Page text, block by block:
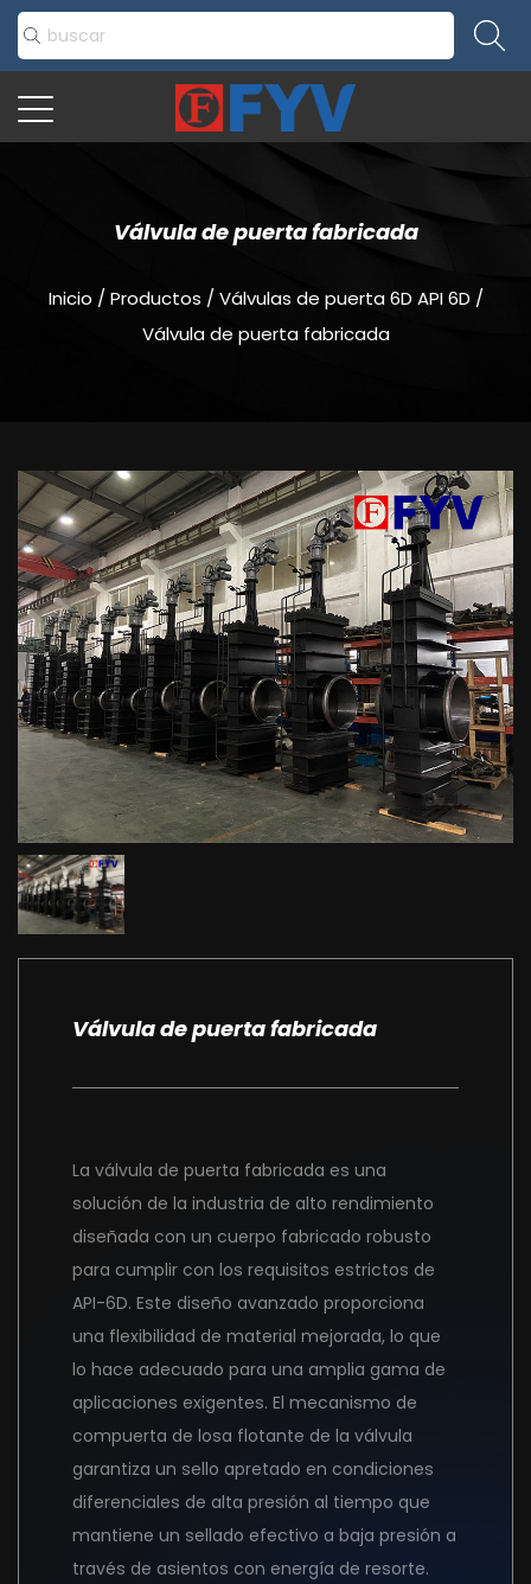
Válvula de puerta fabricada
Inicio / Productos / Válvulas de puerta 6D API 6D /
Válvula de puerta fabricada
Válvula de puerta fabricada
La válvula de puerta fabricada es una
solución de la industria de alto rendimiento
diseñada con un cuerpo fabricado robusto
para cumplir con los requisitos estrictos de
API-6D. Este diseño avanzado proporciona
una flexibilidad de material mejorada, lo que
lo hace adecuado para una amplia gama de
aplicaciones exigentes. El mecanismo de
compuerta de losa flotante de la válvula
garantiza un sello apretado en condiciones
diferenciales de alta presión al tiempo que
mantiene un sellado efectivo a baja presión a
través de asientos con energía de resorte.